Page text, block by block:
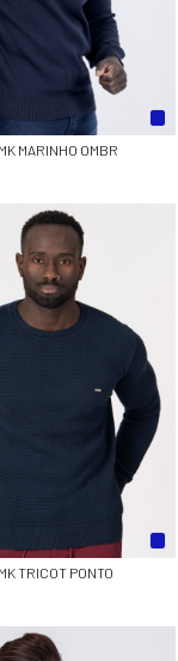
MARINHO OMBR
TRICOT PONTO